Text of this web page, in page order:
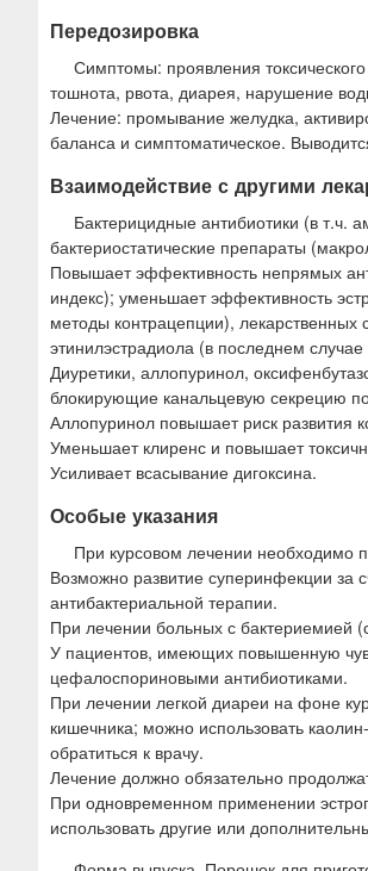
Передозировка
Симптомы: проявления
тошнота, рвота, диарея, нарушение
Лечение: промывание желудка,
баланса и симптоматическое.
Взаимодействие с другими
Бактерицидные антибиотики (в
бактериостатические препараты
Повышает эффективность непрямых
индекс); уменьшает эффективность
методы контрацепции), лекарственных
этинилэстрадиола (в последнем
Диуретики, аллопуринол,
блокирующие канальцевую секрецию
Аллопуринол повышает риск развития
Уменьшает клиренс и повышает
Усиливает всасывание дигоксина.
Особые указания
При курсовом лечении необходимо
Возможно развитие суперинфекции за
антибактериальной терапии.
При лечении больных с бактериемией
У пациентов, имеющих повышенную
цефалоспориновыми антибиотиками.
При лечении легкой диареи на фоне
кишечника; можно использовать
обратиться к врачу.
Лечение должно обязательно
При одновременном применении
использовать другие или